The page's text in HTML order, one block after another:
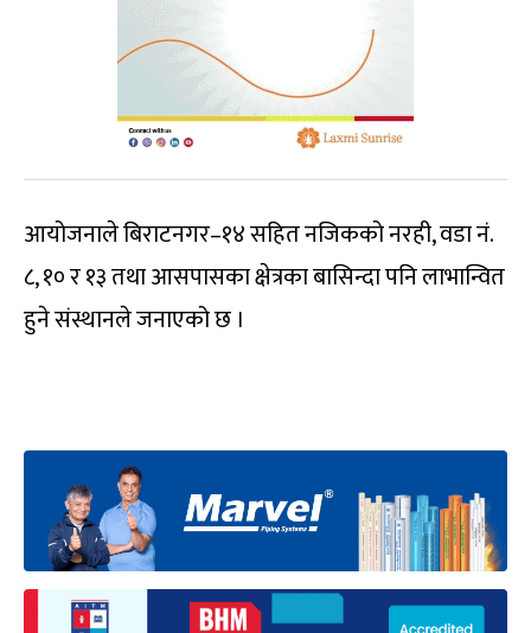
आयोजनाले बिराटनगर–१४ सहित नजिकको नरही, वडा नं.
८, १० र १३ तथा आसपासका क्षेत्रका बासिन्दा पनि लाभान्वित
हुने संस्थानले जनाएको छ ।